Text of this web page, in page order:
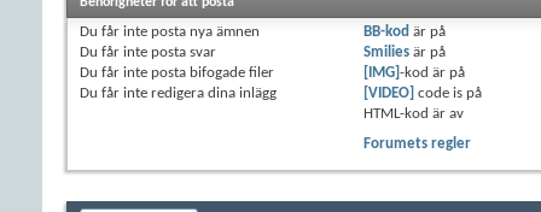
Du får inte posta nya ämnen
Du får inte posta svar
Du får inte posta bifogade filer
Du får inte redigera dina inlägg
BB-kod är på
Smiliesär på
[IMG]-kod är på
[VIDEO] code is på
HTML-kod är av
Forumets regler